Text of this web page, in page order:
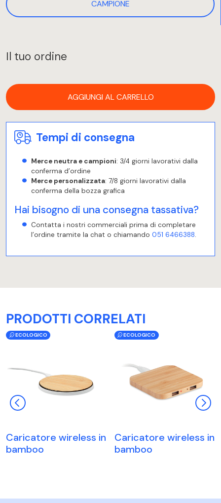
CAMPIONE
Il tuo ordine
AGGIUNGI AL CARRELLO
Tempi di consegna
Merce neutra e campioni: 3/4 giorni lavorativi dalla
conferma d’ordine
Merce personalizzata: 7/8 giorni lavorativi dalla
conferma della bozza grafica
Hai bisogno di una consegna tassativa?
Contatta i nostri commerciali prima di completare
l’ordine tramite la chat o chiamando 051 6466388.
PRODOTTI CORRELATI
ECOLOGICO
Caricatore wireless in
bamboo
ECOLOGICO
Caricatore wireless in
bamboo